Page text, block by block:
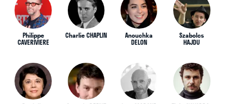
Philippe
CAVERIVIERE
Charlie CHAPLIN Anouchka
DELON
Szabolcs
HAJDU